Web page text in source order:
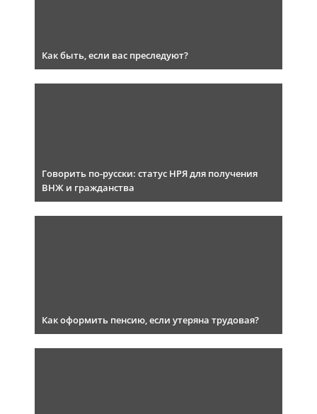
Как быть, если вас преследуют?
Говорить по-русски: статус НРЯ для получения
ВНЖ и гражданства
Как оформить пенсию, если утеряна трудовая?